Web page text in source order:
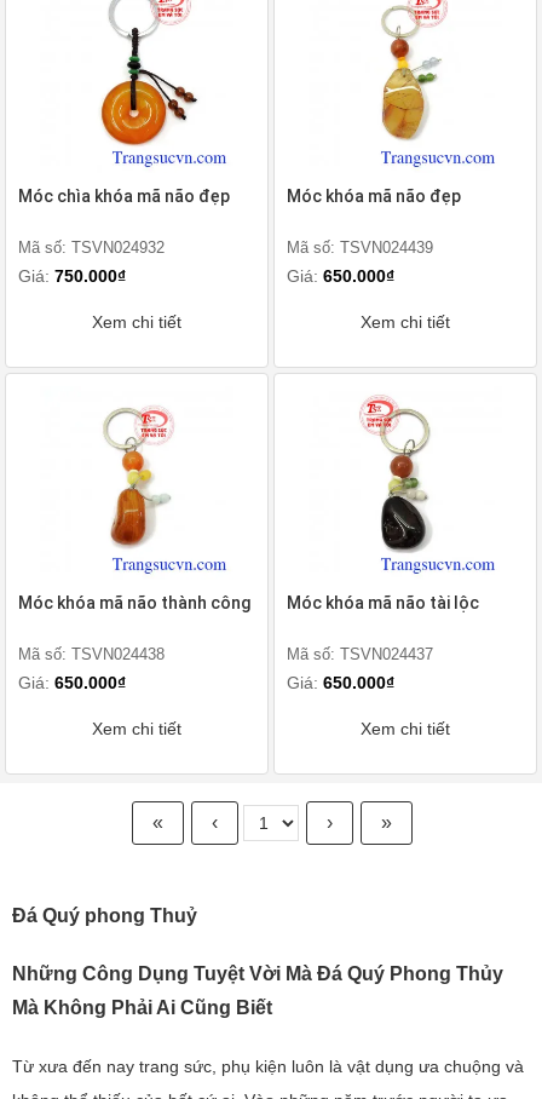
Móc chìa khóa mã não đẹp
Mã số: TSVN024932
Giá: 750.000₫
Xem chi tiết
Móc khóa mã não đẹp
Mã số: TSVN024439
Giá: 650.000₫
Xem chi tiết
Móc khóa mã não thành công
Mã số: TSVN024438
Giá: 650.000₫
Xem chi tiết
Móc khóa mã não tài lộc
Mã số: TSVN024437
Giá: 650.000₫
Xem chi tiết
« ‹ › »
Đá Quý phong Thuỷ
Những Công Dụng Tuyệt Vời Mà Đá Quý Phong Thủy
Mà Không Phải Ai Cũng Biết
Từ xưa đến nay trang sức, phụ kiện luôn là vật dụng ưa chuộng và